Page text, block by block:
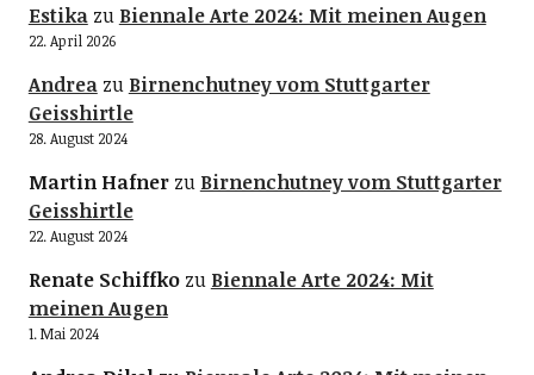
Estikazu Biennale Arte 2024: Mit meinen Augen
22. April 2026
Andreazu Birnenchutney vom Stuttgarter
Geisshirtle
28. August 2024
Martin Hafnerzu Birnenchutney vom Stuttgarter
Geisshirtle
22. August 2024
Renate Schiffkozu Biennale Arte 2024: Mit
meinen Augen
1. Mai 2024